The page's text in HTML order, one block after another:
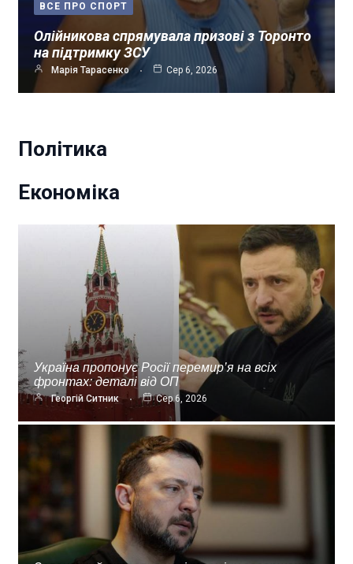
ВСЕ ПРО СПОРТ
Олійникова спрямувала призові з Торонто
на підтримку ЗСУ
Марія Тарасенко Сер 6, 2026
Політика
Економіка
Україна пропонує Росії перемир’я на всіх
фронтах: деталі від ОП
Георгій Ситник Сер 6, 2026